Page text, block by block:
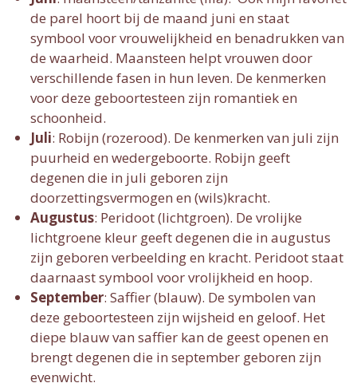
de parel hoort bij de maand juni en staat
symbool voor vrouwelijkheid en benadrukken van
de waarheid. Maansteen helpt vrouwen door
verschillende fasen in hun leven. De kenmerken
voor deze geboortesteen zijn romantiek en
schoonheid.
Juli: Robijn (rozerood). De kenmerken van juli zijn
puurheid en wedergeboorte. Robijn geeft
degenen die in juli geboren zijn
doorzettingsvermogen en (wils)kracht.
Augustus: Peridoot (lichtgroen). De vrolijke
lichtgroene kleur geeft degenen die in augustus
zijn geboren verbeelding en kracht. Peridoot staat
daarnaast symbool voor vrolijkheid en hoop.
September: Saffier (blauw). De symbolen van
deze geboortesteen zijn wijsheid en geloof. Het
diepe blauw van saffier kan de geest openen en
brengt degenen die in september geboren zijn
evenwicht.